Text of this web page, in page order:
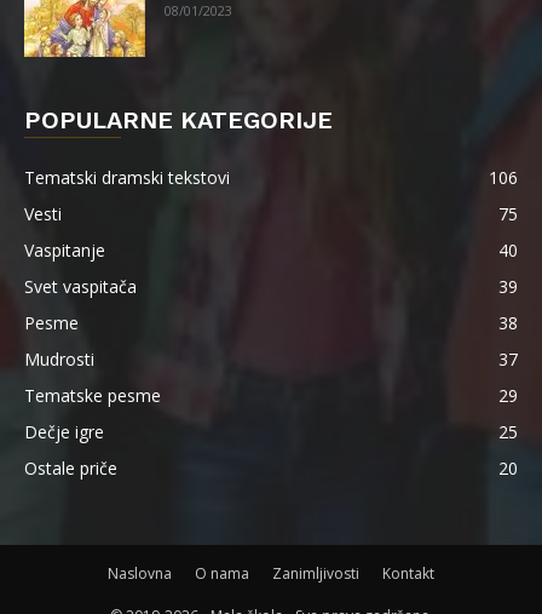
08/01/2023
POPULARNE KATEGORIJE
Tematski dramski tekstovi
106
Vesti
75
Vaspitanje
40
Svet vaspitača
39
Pesme
38
Mudrosti
37
Tematske pesme
29
Dečje igre
25
Ostale priče
20
Naslovna O nama Zanimljivosti Kontakt